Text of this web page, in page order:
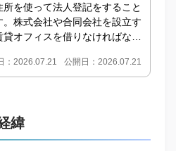
を使って法人登記をすること
株式会社や合同会社を設立す
オフィスを借りなければなら
：2026.07.21 公開日：2026.07.21
緯